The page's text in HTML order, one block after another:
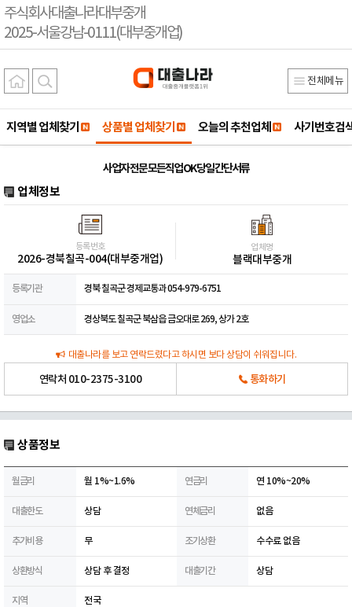
주식회사대출나라대부중개
2025-서울강남-0111(대부중개업)
전체메뉴
지역별 업체찾기 상품별 업체찾기 오늘의 추천업체 사기번호검
사업자 전문 모든직업 OK 당일 간단서류
업체정보
등록번호
2026-경북칠곡-004(대부중개업)
업체명
블랙대부중개
등록기관 경북 칠곡군 경제교통과 054-979-6751
영업소 경상북도 칠곡군 북삼읍 금오대로 269, 상가 2호
대출나라를 보고 연락드렸다고 하시면 보다 상담이 쉬워집니다.
연락처 010-2375-3100 통화하기
상품정보
월금리 월 1%~1.6% 연금리 연 10%~20%
대출한도 상담 연체금리 없음
추가비용 무 조기상환 수수료 없음
상환방식 상담 후 결정 대출기간 상담
지역 전국